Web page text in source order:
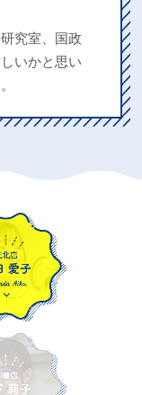
究室、国政
いかと思い